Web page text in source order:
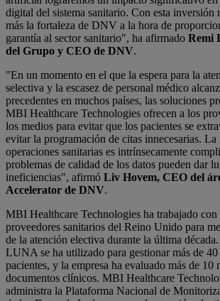
digital del sistema sanitario. Con esta inversión
más la fortaleza de DNV a la hora de
garantía al sector sanitario", ha afirmado Remi
del Grupo y CEO de DNV.
"En un momento en el que la espera para la
selectiva y la escasez de personal médico
precedentes en muchos países, las soluciones
MBI Healthcare Technologies ofrecen a los
los medios para evitar que los pacientes se
evitar la programación de citas innecesarias. La
operaciones sanitarias es intrínsecamente
problemas de calidad de los datos pueden dar
ineficiencias", afirmó Liv Hovem, CEO del
Accelerator de DNV.
MBI Healthcare Technologies ha trabajado con
proveedores sanitarios del Reino Unido para
de la atención electiva durante la última
LUNA se ha utilizado para gestionar más de
pacientes, y la empresa ha evaluado más de 10
documentos clínicos. MBI Healthcare
administra la Plataforma Nacional de